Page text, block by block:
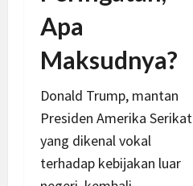
Apa
Maksudnya?
Donald Trump, mantan
Presiden Amerika Serikat
yang dikenal vokal
terhadap kebijakan luar